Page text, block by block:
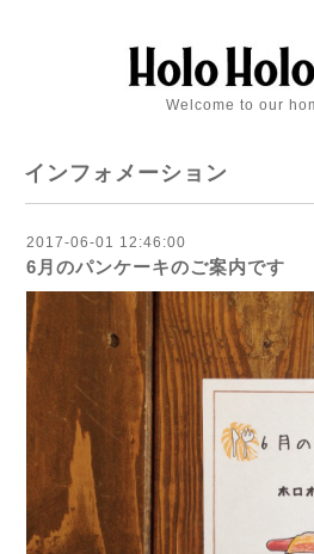
Welcome to our
インフォメーション
2017-06-01 12:46:00
6月のパンケーキのご案内です